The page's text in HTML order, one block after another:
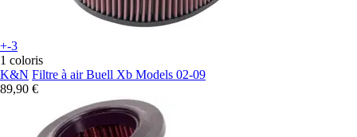
+-3
1 coloris
K&N Filtre à air Buell Xb Models 02-09
89,90 €